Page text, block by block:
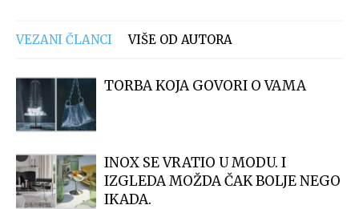
VEZANI ČLANCI VIŠE OD AUTORA
TORBA KOJA GOVORI O VAMA
INOX SE VRATIO U MODU. I
IZGLEDA MOŽDA ČAK BOLJE NEGO
IKADA.